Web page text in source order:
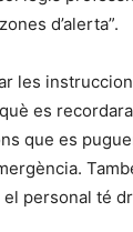
d’alerta”.
les
es
que es
personal té